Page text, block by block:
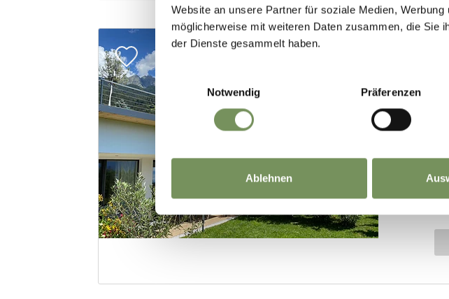
Website an unsere Partner für soziale Medien,
möglicherweise mit weiteren Daten zusammen, die Sie
der Dienste gesammelt haben.
Einwilligungsauswahl
Notwendig
Präferenzen
Ablehnen